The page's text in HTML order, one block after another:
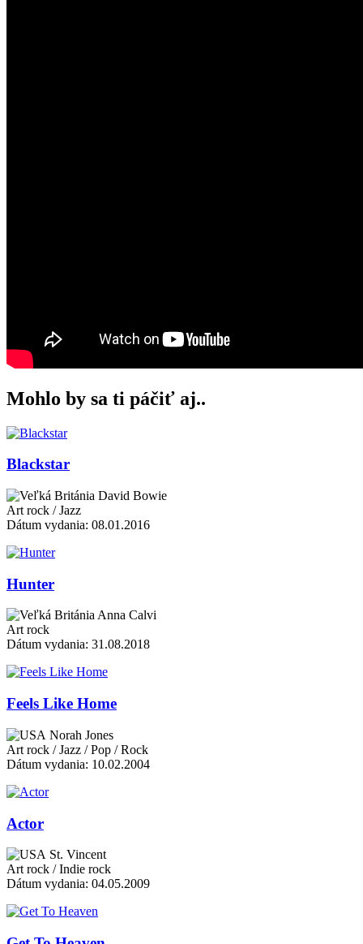
Mohlo by sa ti páčiť aj..
Blackstar
David Bowie
Art rock / Jazz
Dátum vydania: 08.01.2016
Hunter
Anna Calvi
Art rock
Dátum vydania: 31.08.2018
Feels Like Home
Norah Jones
Art rock / Jazz / Pop / Rock
Dátum vydania: 10.02.2004
Actor
St. Vincent
Art rock / Indie rock
Dátum vydania: 04.05.2009